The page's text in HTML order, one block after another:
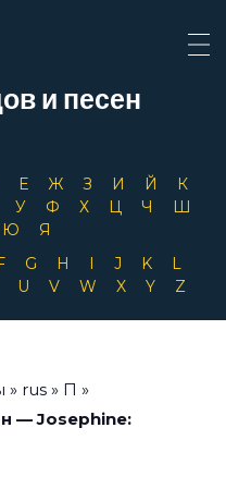
и песен
Е Ж З И Й
К
У Ф Х Ц Ч
Ш
Ю
Я
G H I J K
L
U V W X Y Z
» rus » П »
— Josephine: